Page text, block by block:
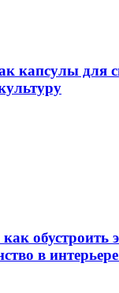
капсулы для
обустроить
в